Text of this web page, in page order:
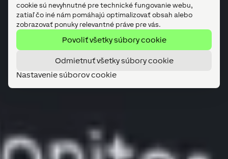
cookie sú nevyhnutné pre technické fungovanie webu,
zatiaľ čo iné nám pomáhajú optimalizovať obsah alebo
zobrazovať ponuky relevantné práve pre vás.
Povoliť všetky súbory cookie
Odmietnuť všetky súbory cookie
Nastavenie súborov cookie